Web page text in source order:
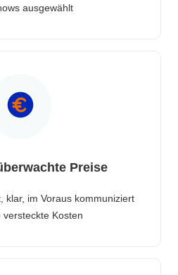
ausgewählt
Preise
klar, im Voraus kommuniziert
versteckte Kosten